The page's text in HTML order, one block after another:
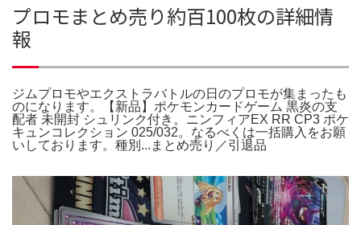
プロモまとめ売り約百100枚の詳細情
報
ジムプロモやエクストラバトルの日のプロモが集まったも
のになります。【新品】ポケモンカードゲーム 黒炎の支
配者 未開封 シュリンク付き。ニンフィアEX RR CP3 ポケ
キュンコレクション 025/032。なるべくは一括購入をお願
いしております。種別...まとめ売り／引退品